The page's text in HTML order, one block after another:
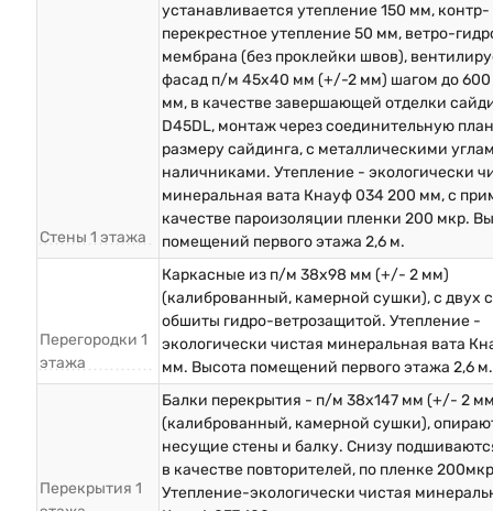
Стены 1 этажа
устанавливается утепление 150 мм, контр-
перекрестное утепление 50 мм, ветро-
мембрана (без проклейки швов),
фасад п/м 45х40 мм (+/-2 мм) шагом до
мм, в качестве завершающей отделки
D45DL, монтаж через соединительную
размеру сайдинга, с металлическими
наличниками. Утепление - экологически
минеральная вата Кнауф 034 200 мм, с
качестве пароизоляции пленки 200 мкр.
помещений первого этажа 2,6 м.
Перегородки 1
этажа
Каркасные из п/м 38х98 мм (+/- 2 мм)
(калиброванный, камерной сушки), с двух
обшиты гидро-ветрозащитой. Утепление -
экологически чистая минеральная вата
мм. Высота помещений первого этажа 2,6 м.
Перекрытия 1
Балки перекрытия - п/м 38х147 мм (+/- 2
(калиброванный, камерной сушки),
несущие стены и балку. Снизу
в качестве повторителей, по пленке
Утепление-экологически чистая